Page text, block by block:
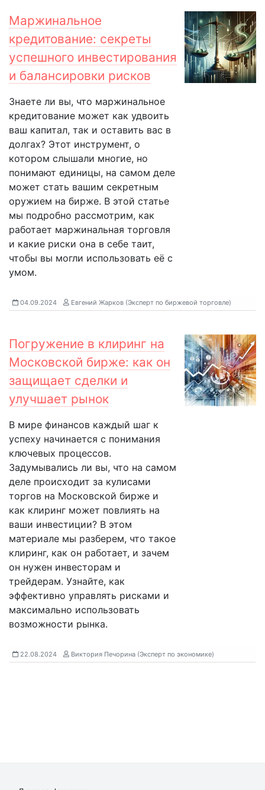
Маржинальное
кредитование: секреты
успешного инвестирования
и балансировки рисков
Знаете ли вы, что маржинальное
кредитование может как удвоить
ваш капитал, так и оставить вас в
долгах? Этот инструмент, о
котором слышали многие, но
понимают единицы, на самом деле
может стать вашим секретным
оружием на бирже. В этой статье
мы подробно рассмотрим, как
работает маржинальная торговля
и какие риски она в себе таит,
чтобы вы могли использовать её с
умом.
04.09.2024 Евгений Жарков (Эксперт по биржевой торговле)
Погружение в клиринг на
Московской бирже: как он
защищает сделки и
улучшает рынок
В мире финансов каждый шаг к
успеху начинается с понимания
ключевых процессов.
Задумывались ли вы, что на самом
деле происходит за кулисами
торгов на Московской бирже и
как клиринг может повлиять на
ваши инвестиции? В этом
материале мы разберем, что такое
клиринг, как он работает, и зачем
он нужен инвесторам и
трейдерам. Узнайте, как
эффективно управлять рисками и
максимально использовать
возможности рынка.
22.08.2024 Виктория Печорина (Эксперт по экономике)